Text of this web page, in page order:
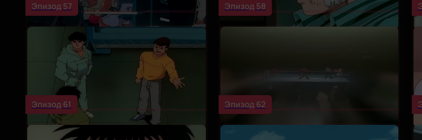
Эпизод 57 Эпизод 58
Эпизод 61 Эпизод 62